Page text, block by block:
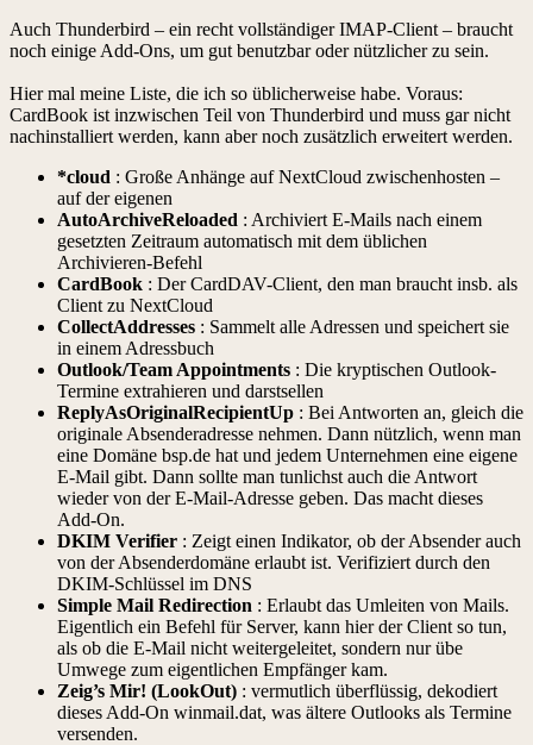
Auch Thunderbird – ein recht vollständiger IMAP-Client – braucht
noch einige Add-Ons, um gut benutzbar oder nützlicher zu sein.
Hier mal meine Liste, die ich so üblicherweise habe. Voraus:
CardBook ist inzwischen Teil von Thunderbird und muss gar nicht
nachinstalliert werden, kann aber noch zusätzlich erweitert werden.
*cloud : Große Anhänge auf NextCloud zwischenhosten –
auf der eigenen
AutoArchiveReloaded : Archiviert E-Mails nach einem
gesetzten Zeitraum automatisch mit dem üblichen
Archivieren-Befehl
CardBook : Der CardDAV-Client, den man braucht insb. als
Client zu NextCloud
CollectAddresses : Sammelt alle Adressen und speichert sie
in einem Adressbuch
Outlook/Team Appointments : Die kryptischen Outlook-
Termine extrahieren und darstsellen
ReplyAsOriginalRecipientUp : Bei Antworten an, gleich die
originale Absenderadresse nehmen. Dann nützlich, wenn man
eine Domäne bsp.de hat und jedem Unternehmen eine eigene
E-Mail gibt. Dann sollte man tunlichst auch die Antwort
wieder von der E-Mail-Adresse geben. Das macht dieses
Add-On.
DKIM Verifier : Zeigt einen Indikator, ob der Absender auch
von der Absenderdomäne erlaubt ist. Verifiziert durch den
DKIM-Schlüssel im DNS
Simple Mail Redirection : Erlaubt das Umleiten von Mails.
Eigentlich ein Befehl für Server, kann hier der Client so tun,
als ob die E-Mail nicht weitergeleitet, sondern nur übe
Umwege zum eigentlichen Empfänger kam.
Zeig’s Mir! (LookOut) : vermutlich überflüssig, dekodiert
dieses Add-On winmail.dat, was ältere Outlooks als Termine
versenden.